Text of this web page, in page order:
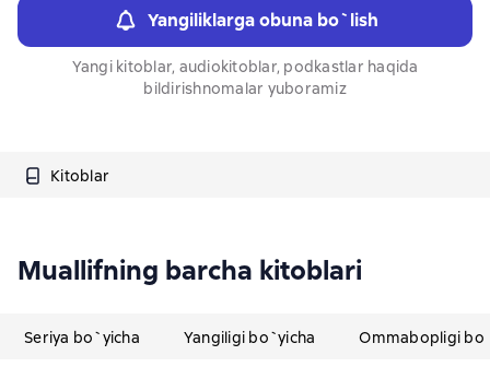
Yangiliklarga obuna bo`lish
Yangi kitoblar, audiokitoblar, podkastlar haqida
bildirishnomalar yuboramiz
Kitoblar
Muallifning barcha kitoblari
Seriya bo`yicha Yangiligi bo`yicha Ommabopligi